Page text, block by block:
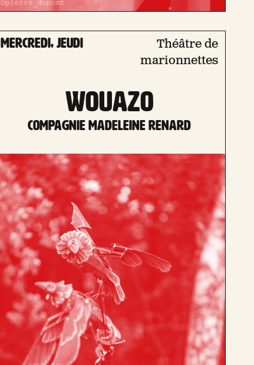
mercredi, jeudi
Théâtre de
marionnettes
WOUAZO
Compagnie Madeleine Renard